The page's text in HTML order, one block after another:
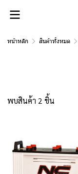
หน้าหลัก สินค้าทั้งหมด
พบสินค้า 2 ชิ้น